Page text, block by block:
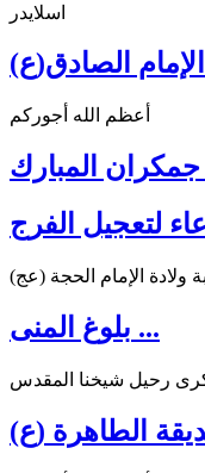
اسلايدر
الصادق(ع)
أعظم الله أجوركم
المبارك
لتعجيل الفرج
ولادة الإمام الحجة (عج)
بلوغ المنى ...
رحيل شيخنا المقدس
الطاهرة (ع)